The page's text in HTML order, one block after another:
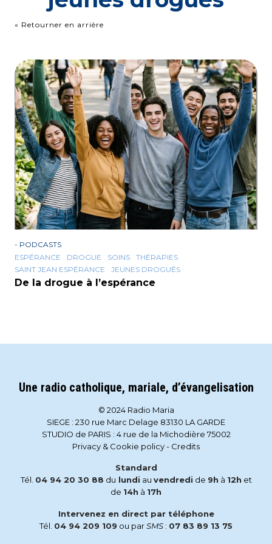
« Retourner en arrière
- PODCASTS
ESPÉRANCE
DROGUE SOINS
THÉRAPIES
SAINT JEAN ESPÉRANCE
JEUNES DROGUÉS
De la drogue à l’espérance
Une radio catholique, mariale, d’évangelisation
© 2024 Radio Maria
SIEGE : 230 rue Marc Delage 83130 LA GARDE
STUDIO de PARIS : 4 rue de la Michodière 75002
Privacy & Cookie policy- Credits
Standard
Tél. 04 94 20 30 88 du lundi au vendredi de 9h à 12h et
de 14h à 17h
Intervenez en direct par téléphone
Tél. 04 94 209 109 ou parSMS : 07 83 89 13 75